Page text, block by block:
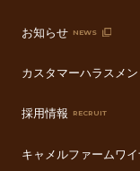
お知らせ NEWS
カスタマーハラスメ
採用情報 RECRUIT
キャメルファームワ